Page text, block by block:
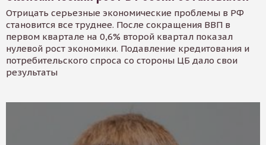
Отрицать серьезные экономические проблемы в РФ
становится все труднее. После сокращения ВВП в
первом квартале на 0,6% второй квартал показал
нулевой рост экономики. Подавление кредитования и
потребительского спроса со стороны ЦБ дало свои
результаты